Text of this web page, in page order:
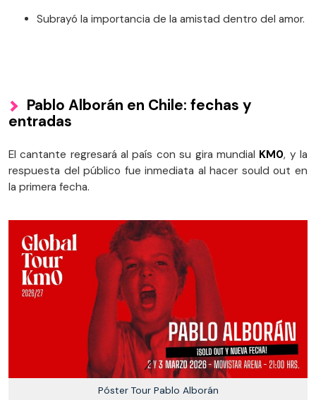
Subrayó la importancia de la amistad dentro del amor.
Pablo Alborán en Chile: fechas y
entradas
El cantante regresará al país con su gira mundial KM0, y la
respuesta del público fue inmediata al hacer sould out en
la primera fecha.
Póster Tour Pablo Alborán